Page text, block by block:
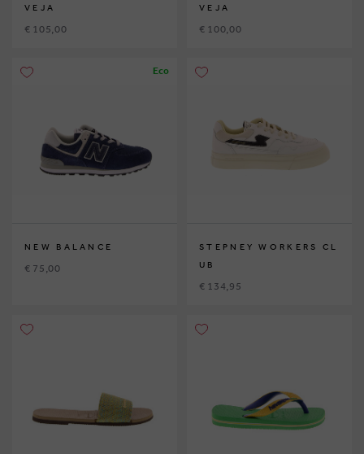
VEJA
€ 105,00
VEJA
€ 100,00
Eco
NEW BALANCE
€ 75,00
STEPNEY WORKERS CL
UB
€ 134,95